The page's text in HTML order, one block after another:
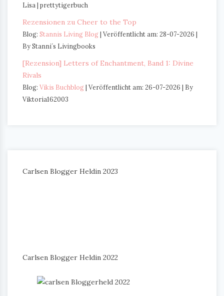
Lisa | prettytigerbuch
Rezensionen zu Cheer to the Top
Blog: Stannis Living Blog Veröffentlicht am: 28-07-2026
By Stanni´s Livingbooks
[Rezension] Letters of Enchantment, Band 1: Divine
Rivals
Blog: Vikis Buchblog Veröffentlicht am: 26-07-2026
By
Viktoria162003
Carlsen Blogger Heldin 2023
Carlsen Blogger Heldin 2022